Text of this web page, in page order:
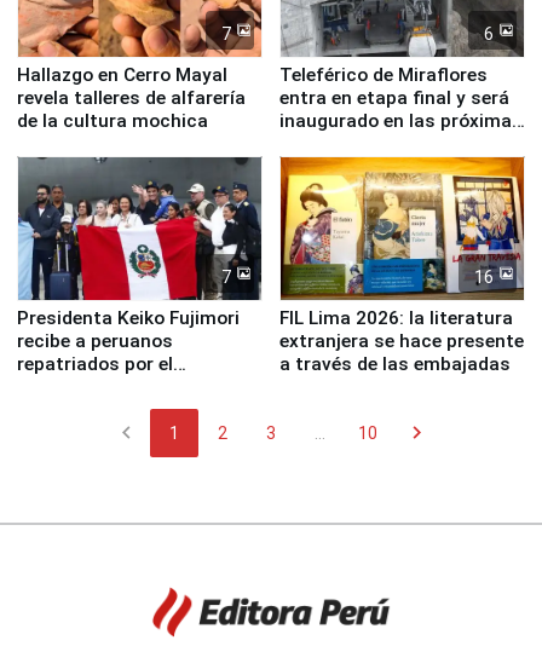
7
Hallazgo en Cerro Mayal
revela talleres de alfarería
de la cultura mochica
6
Teleférico de Miraflores
entra en etapa final y será
inaugurado en las próximas
7
Presidenta Keiko Fujimori
recibe a peruanos
repatriados por el
16
FIL Lima 2026: la literatura
extranjera se hace presente
a través de las embajadas
chevron_left 1 2 3 10 chevron_right